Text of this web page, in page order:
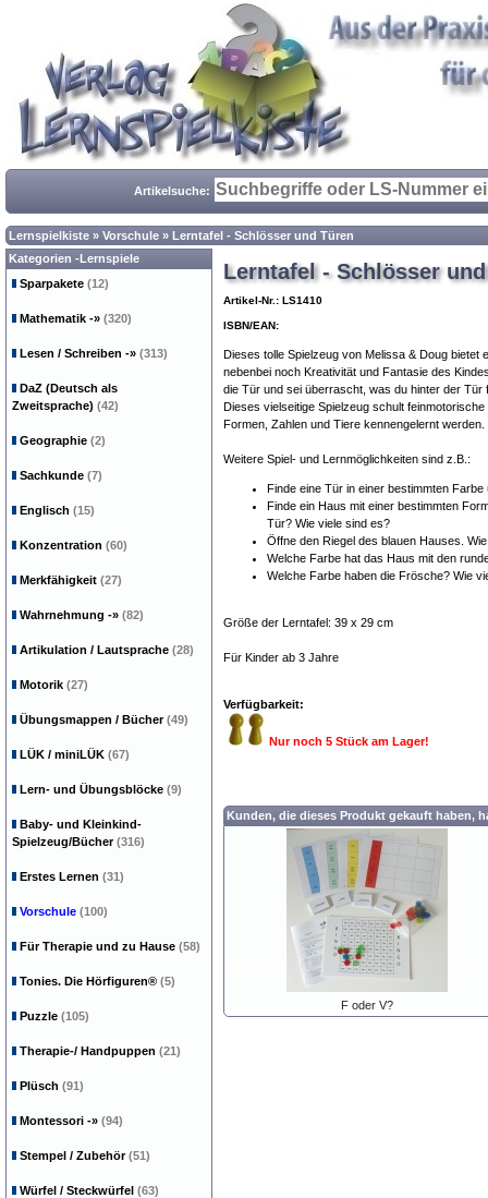
Artikelsuche:
Lernspielkiste » Vorschule » Lerntafel - Schlösser und Türen
Lerntafel - Schlösser
Artikel-Nr.: LS1410
ISBN/EAN:
Dieses tolle Spielzeug von Melissa & Doug
nebenbei noch Kreativität und Fantasie des
die Tür und sei überrascht, was du hinter der Tür
Dieses vielseitige Spielzeug schult
Formen, Zahlen und Tiere kennengelernt werden.
Weitere Spiel- und Lernmöglichkeiten sind z.B.:
Finde eine Tür in einer bestimmten
Finde ein Haus mit einer bestimmten
Tür? Wie viele sind es?
Öffne den Riegel des blauen Hauses.
Welche Farbe hat das Haus mit den
Welche Farbe haben die Frösche? Wie
Größe der Lerntafel: 39 x 29 cm
Für Kinder ab 3 Jahre
Verfügbarkeit:
Nur noch 5 Stück am Lager!
Kunden, die dieses Produkt gekauft haben,
F oder V?
Kategorien -Lernspiele
Sparpakete (12)
Mathematik -» (320)
Lesen / Schreiben -» (313)
DaZ (Deutsch als
Zweitsprache) (42)
Geographie (2)
Sachkunde (7)
Englisch (15)
Konzentration (60)
Merkfähigkeit (27)
Wahrnehmung -» (82)
Artikulation / Lautsprache (28)
Motorik (27)
Übungsmappen / Bücher(49)
LÜK / miniLÜK (67)
Lern- und Übungsblöcke (9)
Baby- und Kleinkind-
Spielzeug/Bücher(316)
Erstes Lernen (31)
Vorschule (100)
Für Therapie und zu Hause (58)
Tonies. Die Hörfiguren® (5)
Puzzle (105)
Therapie-/ Handpuppen (21)
Plüsch (91)
Montessori -» (94)
Stempel / Zubehör(51)
Würfel / Steckwürfel (63)